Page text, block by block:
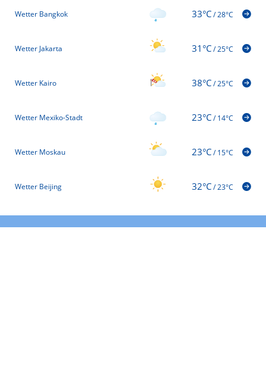
Wetter Bangkok 33°C/28°C
Wetter Jakarta 31°C/25°C
Wetter Kairo 38°C/25°C
Wetter Mexiko-Stadt 23°C/14°C
Wetter Moskau 23°C/15°C
Wetter Beijing 32°C/23°C